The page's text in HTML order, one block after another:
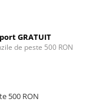
GRATUIT
de peste 500 RON
500 RON